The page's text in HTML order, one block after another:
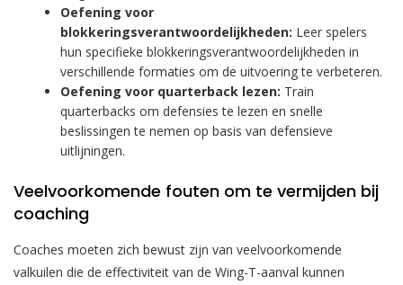
Oefening voor
blokkeringsverantwoordelijkheden: Leer spelers
hun specifieke blokkeringsverantwoordelijkheden in
verschillende formaties om de uitvoering te verbeteren.
Oefening voor quarterback lezen: Train
quarterbacks om defensies te lezen en snelle
beslissingen te nemen op basis van defensieve
uitlijningen.
Veelvoorkomende fouten om te vermijden bij
coaching
Coaches moeten zich bewust zijn van veelvoorkomende
valkuilen die de effectiviteit van de Wing-T-aanval kunnen